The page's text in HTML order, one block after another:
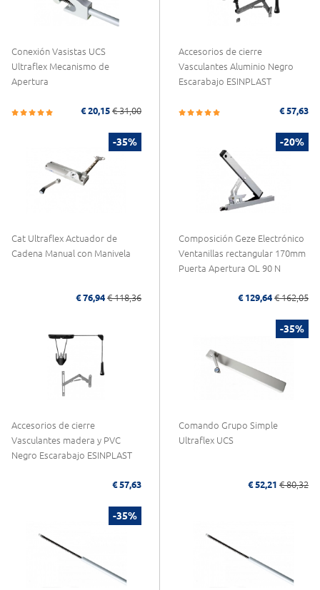
Conexión Vasistas UCS
Ultraflex Mecanismo de
Apertura
€ 20,15 € 31,00
Accesorios de cierre
Vasculantes Aluminio Negro
Escarabajo ESINPLAST
€ 57,63
-35%
Cat Ultraflex Actuador de
Cadena Manual con Manivela
€ 76,94 € 118,36
-20%
Composición Geze Electrónico
Ventanillas rectangular 170mm
Puerta Apertura OL 90 N
€ 129,64 € 162,05
Accesorios de cierre
Vasculantes madera y PVC
Negro Escarabajo ESINPLAST
€ 57,63
-35%
Comando Grupo Simple
Ultraflex UCS
€ 52,21 € 80,32
-35%